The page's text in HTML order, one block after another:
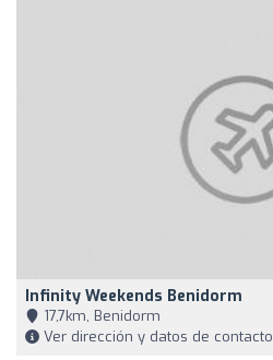
Infinity Weekends Benidorm
17,7km, Benidorm
Ver dirección y datos de contacto